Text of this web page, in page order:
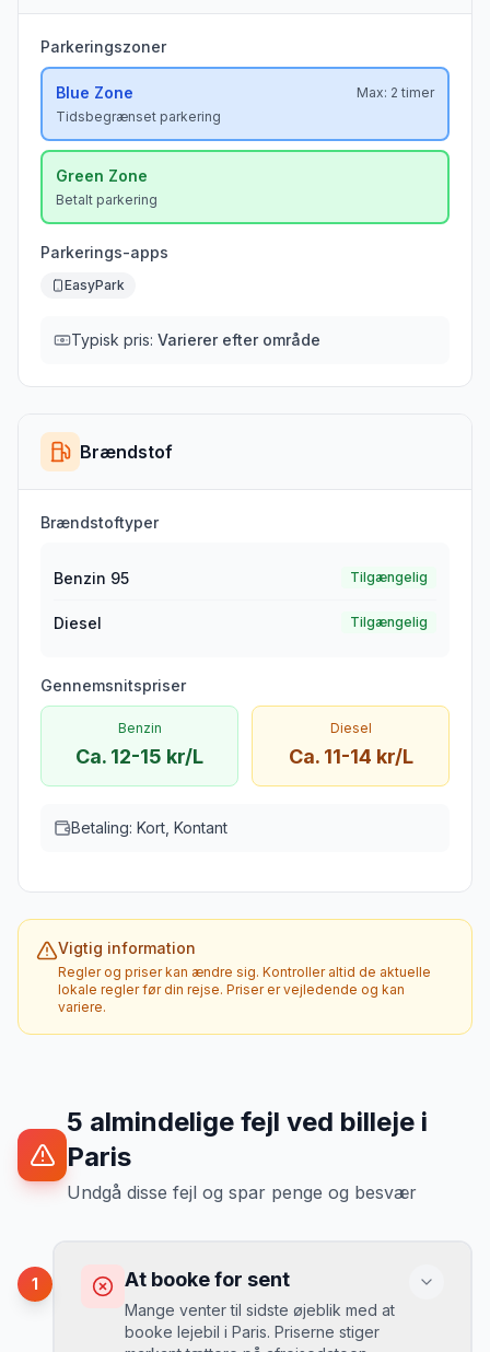
Parkeringszoner
Blue Zone Max: 2 timer
Tidsbegrænset parkering
Green Zone
Betalt parkering
Parkerings-apps
EasyPark
Typisk pris: Varierer efter område
Brændstof
Brændstoftyper
Benzin 95 Tilgængelig
Diesel Tilgængelig
Gennemsnitspriser
Benzin
Ca. 12-15 kr/L
Diesel
Ca. 11-14 kr/L
Betaling: Kort, Kontant
Vigtig information
Regler og priser kan ændre sig. Kontroller altid de aktuelle
lokale regler før din rejse. Priser er vejledende og kan
variere.
5 almindelige fejl ved billeje i
Paris
Undgå disse fejl og spar penge og besvær
1 At booke for sent
Mange venter til sidste øjeblik med at
booke lejebil i Paris. Priserne stiger